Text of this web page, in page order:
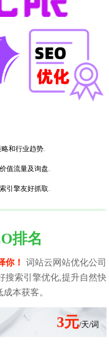
和行业趋势.
值流量及询盘.
引擎友好抓取.
排名
你！ 词站云网站优化公司
搜索引擎优化,提升自然快
本获客。
3元/天/词